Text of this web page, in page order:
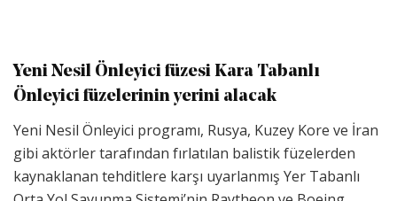
Yeni Nesil Önleyici füzesi Kara Tabanlı
Önleyici füzelerinin yerini alacak
Yeni Nesil Önleyici programı, Rusya, Kuzey Kore ve İran
gibi aktörler tarafından fırlatılan balistik füzelerden
kaynaklanan tehditlere karşı uyarlanmış Yer Tabanlı